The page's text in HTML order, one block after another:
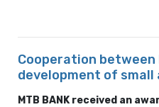
Cooperation
development of small
MTB BANK received an